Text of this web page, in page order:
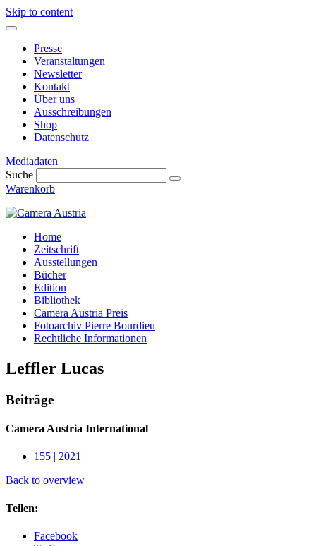
Skip to content
Presse
Veranstaltungen
Newsletter
Kontakt
Über uns
Ausschreibungen
Shop
Datenschutz
Mediadaten
Suche
Warenkorb
Home
Zeitschrift
Ausstellungen
Bücher
Edition
Bibliothek
Camera Austria Preis
Fotoarchiv Pierre Bourdieu
Rechtliche Informationen
Leffler Lucas
Beiträge
Camera Austria International
155 | 2021
Back to overview
Teilen:
Facebook